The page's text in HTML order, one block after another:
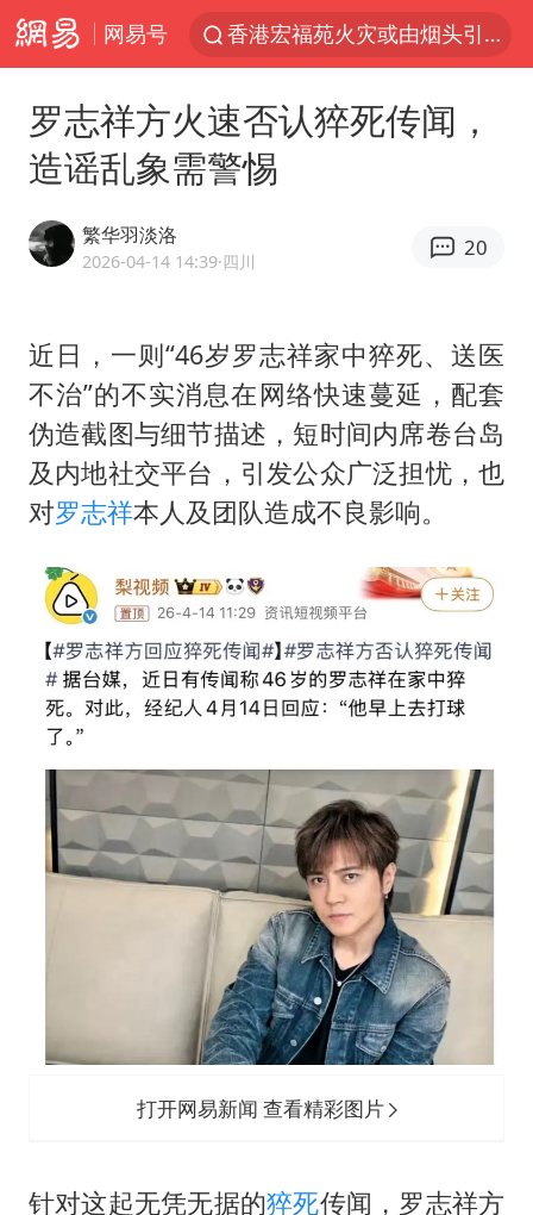
网易号
香港宏福苑火灾或由烟头引起
浙江海事局启动Ⅰ级防台应急响应
本田首次将整车平台外包给印度企业
浙江最强风雨时段已锁定
上半年国内居民出游人次34.63亿
微信新功能：你可以“撤回”你的撤回
台州《告全体市民书》：非必要不外出
多所幼师院校开设养老专业
罗志祥方火速否认猝死传闻，
造谣乱象需警惕
繁华羽淡洛
2026-04-14 14:39·四川
20
近日，一则“46岁罗志祥家中猝死、送医
不治”的不实消息在网络快速蔓延，配套
伪造截图与细节描述，短时间内席卷台岛
及内地社交平台，引发公众广泛担忧，也
对罗志祥本人及团队造成不良影响。
打开网易新闻 查看精彩图片
针对这起无凭无据的猝死传闻，罗志祥方